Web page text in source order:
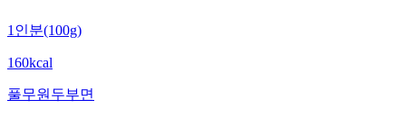
1인분(100g)
160kcal
풀무원 두부면